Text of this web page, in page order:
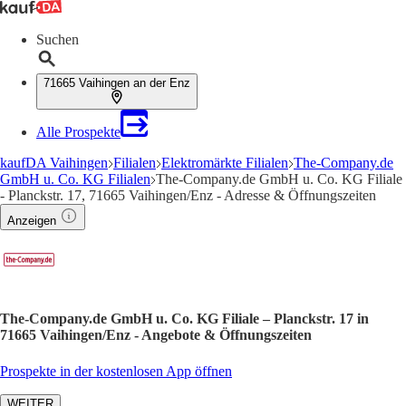
Suchen
71665 Vaihingen an der Enz
Alle Prospekte
kaufDA Vaihingen Filialen Elektromärkte Filialen The-Company.de
GmbH u. Co. KG Filialen The-Company.de GmbH u. Co. KG Filiale
- Planckstr. 17, 71665 Vaihingen/Enz - Adresse & Öffnungszeiten
Anzeigen
The-Company.de GmbH u. Co. KG Filiale – Planckstr. 17 in
71665 Vaihingen/Enz - Angebote & Öffnungszeiten
Prospekte in der kostenlosen App öffnen